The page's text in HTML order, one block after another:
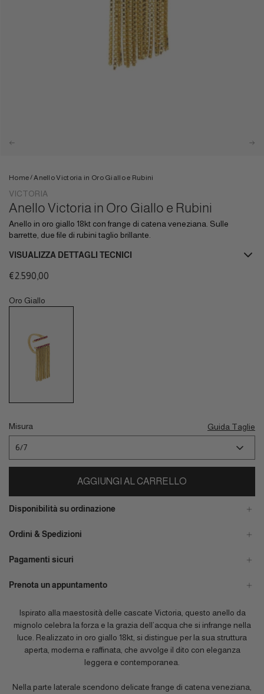
Home/Anello Victoria in Oro Giallo e Rubini
VICTORIA
Anello Victoria in Oro Giallo e Rubini
Anello in oro giallo 18kt con frange di catena veneziana. Sulle
barrette, due file di rubini taglio brillante.
VISUALIZZA DETTAGLI TECNICI
Prezzo
€2.590,00
Oro Giallo
Misura Guida Taglie
6/7
AGGIUNGI AL CARRELLO
Disponibilità su ordinazione
Ordini & Spedizioni
Pagamenti sicuri
Prenota un appuntamento
Ispirato alla maestosità delle cascate Victoria, questo anello da
mignolo celebra la forza e la grazia dell’acqua che si infrange nella
luce. Realizzato in oro giallo 18kt, si distingue per la sua struttura
aperta, moderna e raffinata, che avvolge il dito con eleganza
leggera e contemporanea.
Nella parte laterale scendono delicate frange di catena veneziana,